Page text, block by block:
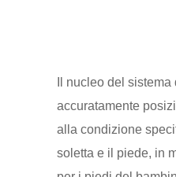
Il nucleo del
accuratamente
alla condizione
soletta e il piede, in